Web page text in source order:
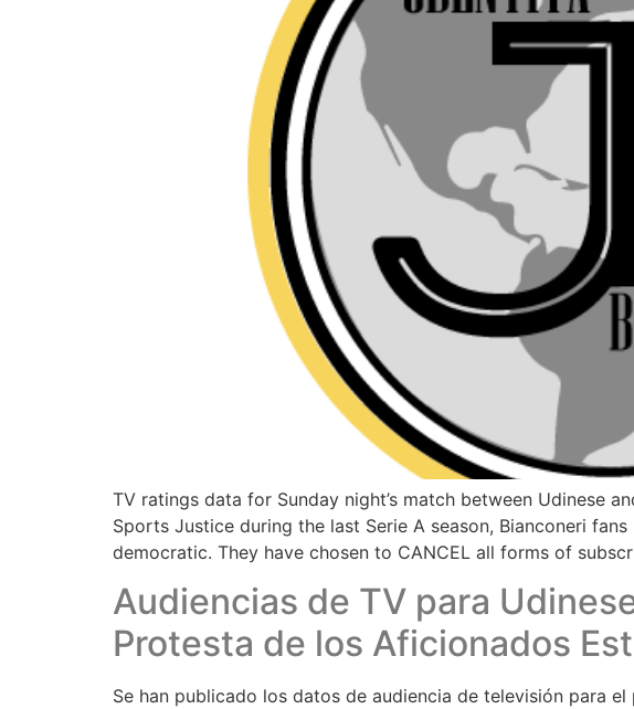
TV ratings data for Sunday night’s match between Udinese
Sports Justice during the last Serie A season, Bianconeri
democratic. They have chosen to CANCEL all forms of
Audiencias de TV para
Protesta de los Aficionados
Se han publicado los datos de audiencia de televisión para